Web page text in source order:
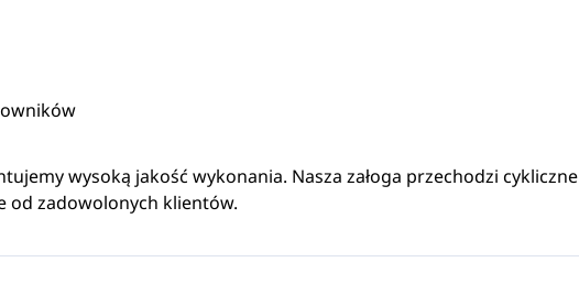
wysoką jakość wykonania. Nasza załoga przechodzi cykliczne
od zadowolonych klientów.